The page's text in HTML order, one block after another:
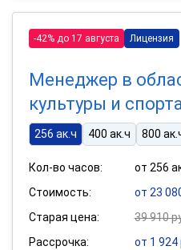
-42% до 17 августа Лицензия
Менеджер в
культуры и
256 ак.ч 400 ак.ч 800
Кол-во часов:
от 256
Стоимость:
от 23
Старая цена:
39 910
Рассрочка:
от 1 924